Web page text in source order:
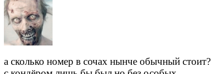
а сколько номер в сочах нынче обычный стоит?